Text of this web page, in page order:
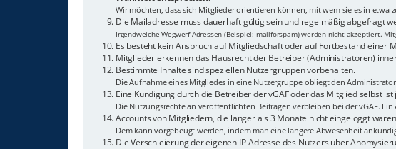
Wir möchten, dass sich Mitglieder orientieren können, mit wem sie es in
Die Mailadresse muss dauerhaft gültig sein und regelmäßig abgefragt
Irgendwelche Wegwerf-Adressen (Beispiel: mailforspam) werden nicht akzeptiert.
Es besteht kein Anspruch auf Mitgliedschaft oder auf Fortbestand einer
Mitglieder erkennen das Hausrecht der Betreiber (Administratoren)
Bestimmte Inhalte sind speziellen Nutzergruppen vorbehalten.
Die Aufnahme eines Mitgliedes in eine Nutzergruppe obliegt den
Eine Kündigung durch die Betreiber der vGAF oder das Mitglied selbst
Die Nutzungsrechte an veröffentlichten Beiträgen verbleiben bei der vGAF.
Accounts von Mitgliedern, die länger als 3 Monate nicht eingeloggt
Dem kann vorgebeugt werden, indem man eine längere Abwesenheit
Die Verschleierung der eigenen IP-Adresse des Nutzers über